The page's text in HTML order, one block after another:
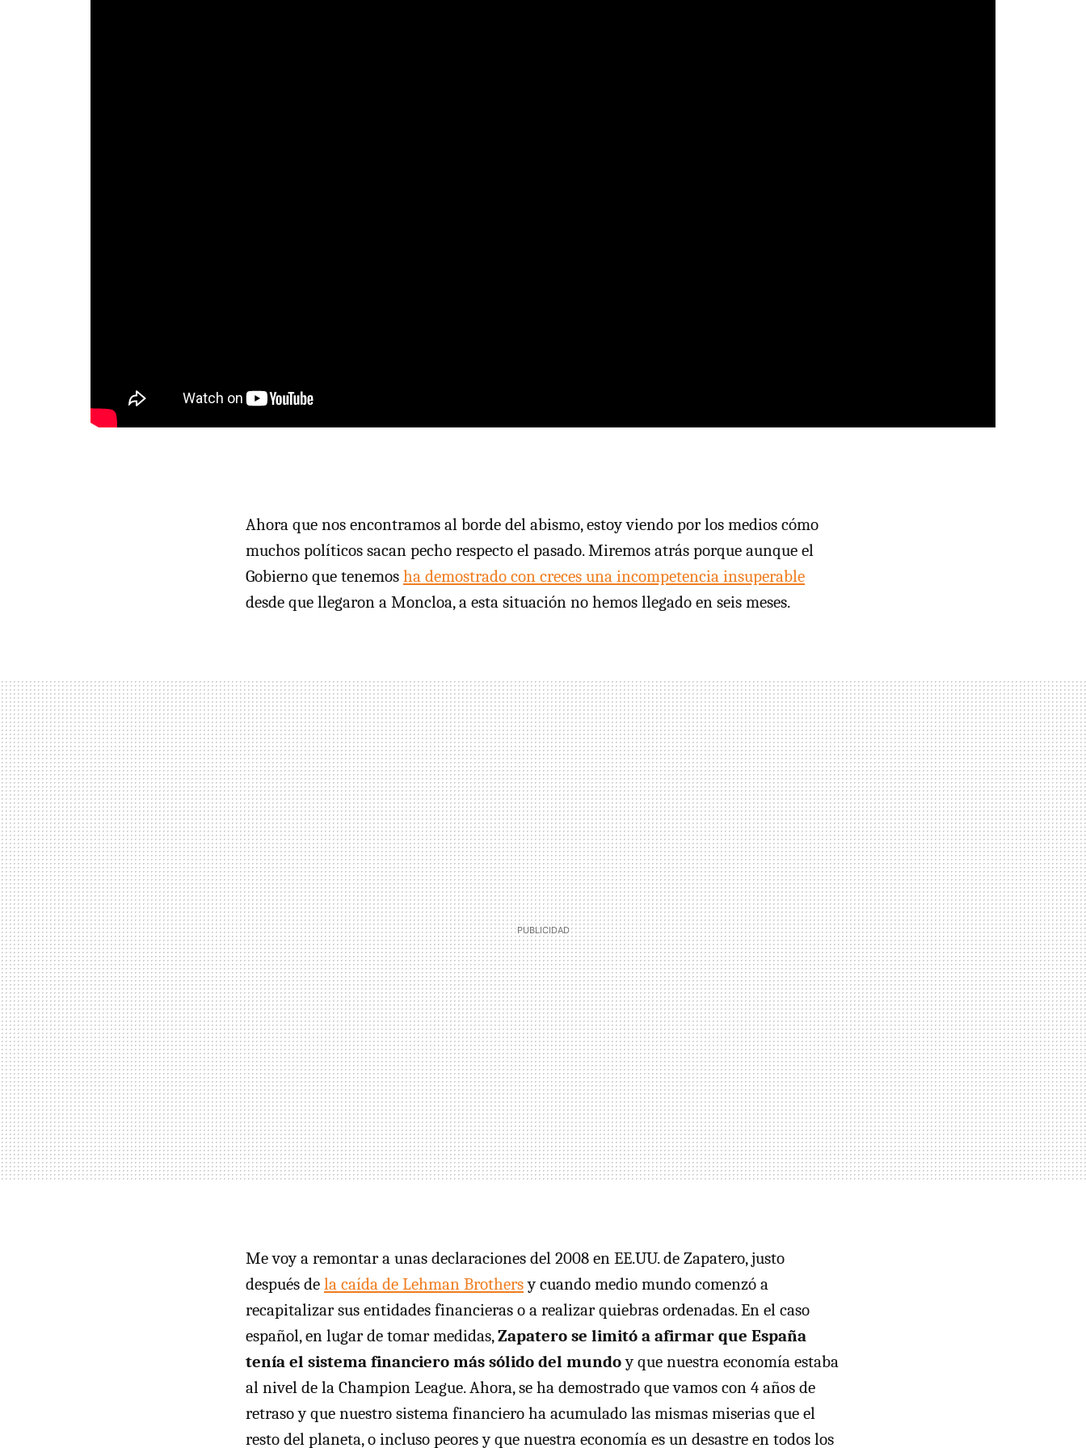
Ahora que nos encontramos al borde del abismo, estoy viendo por los medios cómo
muchos políticos sacan pecho respecto el pasado. Miremos atrás porque aunque el
Gobierno que tenemos ha demostrado con creces una incompetencia insuperable
desde que llegaron a Moncloa, a esta situación no hemos llegado en seis meses.
Me voy a remontar a unas declaraciones del 2008 en EE.UU. de Zapatero, justo
después de la caída de Lehman Brothersy cuando medio mundo comenzó a
recapitalizar sus entidades financieras o a realizar quiebras ordenadas. En el caso
español, en lugar de tomar medidas,Zapatero se limitó a afirmar que España
tenía el sistema financiero más sólido del mundoy que nuestra economía estaba
al nivel de la Champion League. Ahora, se ha demostrado que vamos con 4 años de
retraso y que nuestro sistema financiero ha acumulado las mismas miserias que el
resto del planeta, o incluso peores y que nuestra economía es un desastre en todos los